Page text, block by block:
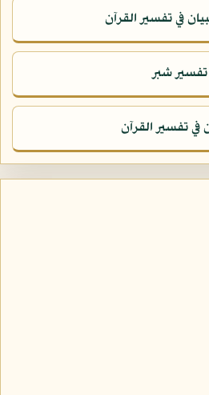
في تفسير القرآن
تفسير شبر
في تفسير القرآن